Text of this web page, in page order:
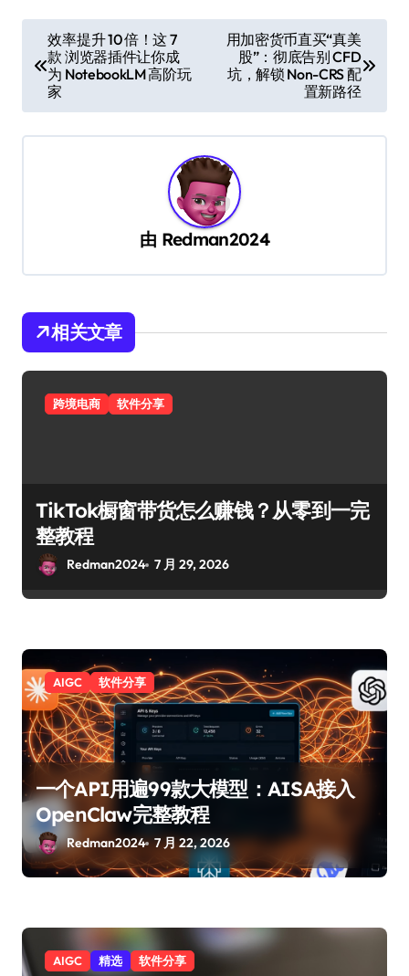
章
效率提升 10 倍！这 7
款 浏览器插件让你成
为 NotebookLM 高阶玩
家
用加密货币直买“真美
股”：彻底告别 CFD
坑，解锁 Non-CRS 配
置新路径
由 Redman2024
相关文章
跨境电商 软件分享
TikTok橱窗带货怎么赚钱？从零到一完
整教程
Redman2024 7 月 29, 2026
AIGC 软件分享
一个API用遍99款大模型：AISA接入
OpenClaw完整教程
Redman2024 7 月 22, 2026
AIGC 精选 软件分享